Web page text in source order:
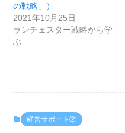
の戦略」）
2021年10月25日
ランチェスター戦略から学
ぶ
経営サポート②